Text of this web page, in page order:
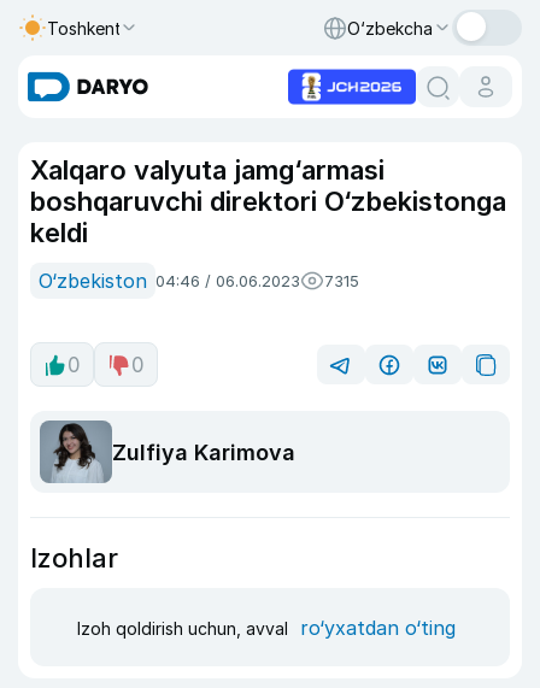
Toshkent O‘zbekcha
Xalqaro valyuta jamg‘armasi
boshqaruvchi direktori O‘zbekistonga
keldi
O‘zbekiston 04:46 / 06.06.2023 7315
0 0
Zulfiya Karimova
Izohlar
Izoh qoldirish uchun, avval ro‘yxatdan o‘ting